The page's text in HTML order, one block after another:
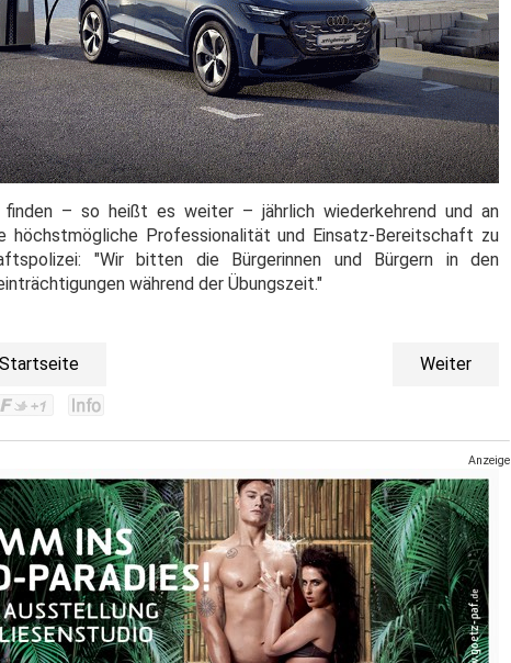
finden – so heißt es weiter – jährlich wiederkehrend und an
Professionalität und Einsatz-Bereitschaft zu
"Wir bitten die Bürgerinnen und Bürgern in den
während der Übungszeit."
Startseite Weiter
Anzeige